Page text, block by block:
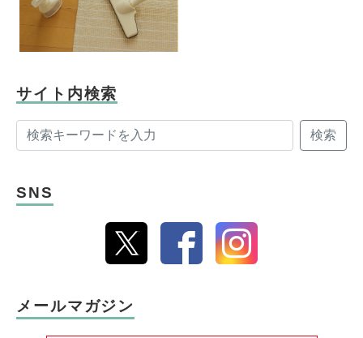
サイト内検索
検索
SNS
メールマガジン